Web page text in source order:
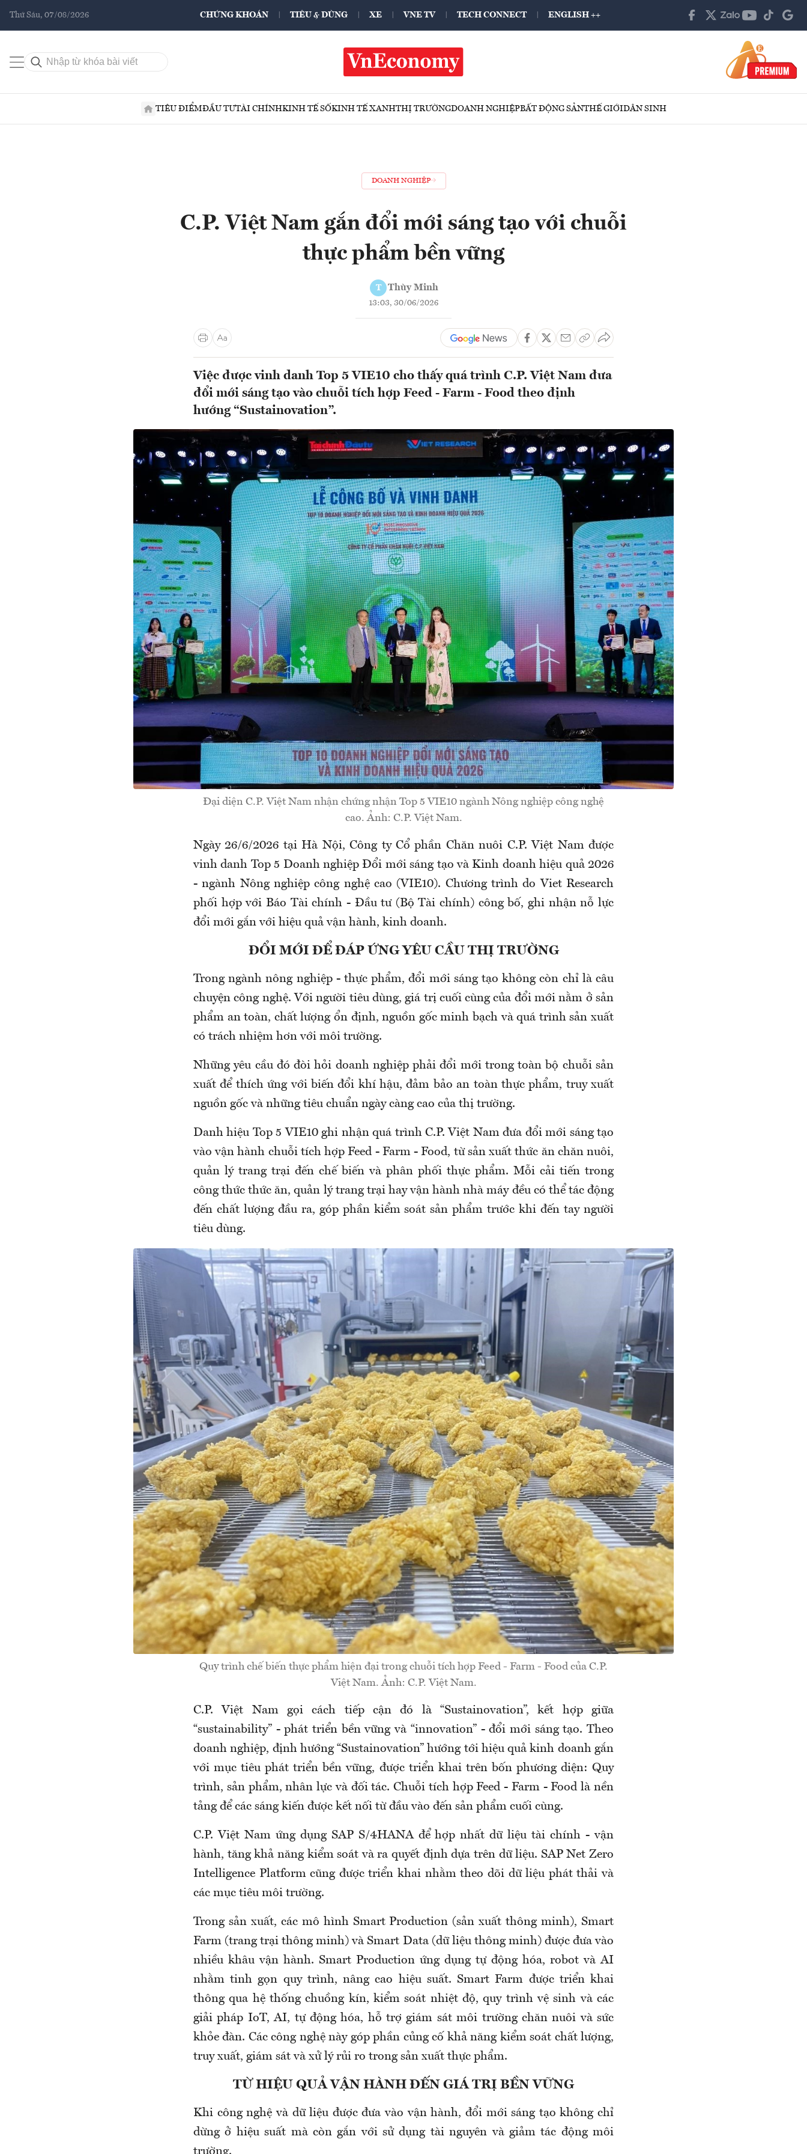
Thứ Sáu, 07/08/2026 CHỨNG KHOÁN TIÊU & DÙNG XE VNE TV TECH CONNECT ENGLISH ++
TIÊU ĐIỂMĐẦU TƯTÀI CHÍNHKINH TẾ SỐKINH TẾ XANHTHỊ TRƯỜNGDOANH NGHIỆPBẤT ĐỘNG SẢNTHẾ GIỚIDÂN SINH
DOANH NGHIỆP
C.P. Việt Nam gắn đổi mới sáng tạo với chuỗi
thực phẩm bền vững
T Thùy Minh
13:03, 30/06/2026
Việc được vinh danh Top 5 VIE10 cho thấy quá trình C.P. Việt Nam đưa
đổi mới sáng tạo vào chuỗi tích hợp Feed - Farm - Food theo định
hướng “Sustainovation”.
Đại diện C.P. Việt Nam nhận chứng nhận Top 5 VIE10 ngành Nông nghiệp công nghệ
cao. Ảnh: C.P. Việt Nam.
Ngày 26/6/2026 tại Hà Nội, Công ty Cổ phần Chăn nuôi C.P. Việt Nam được
vinh danh Top 5 Doanh nghiệp Đổi mới sáng tạo và Kinh doanh hiệu quả 2026
- ngành Nông nghiệp công nghệ cao (VIE10). Chương trình do Viet Research
phối hợp với Báo Tài chính - Đầu tư (Bộ Tài chính) công bố, ghi nhận nỗ lực
đổi mới gắn với hiệu quả vận hành, kinh doanh.
ĐỔI MỚI ĐỂ ĐÁP ỨNG YÊU CẦU THỊ TRƯỜNG
Trong ngành nông nghiệp - thực phẩm, đổi mới sáng tạo không còn chỉ là câu
chuyện công nghệ. Với người tiêu dùng, giá trị cuối cùng của đổi mới nằm ở sản
phẩm an toàn, chất lượng ổn định, nguồn gốc minh bạch và quá trình sản xuất
có trách nhiệm hơn với môi trường.
Những yêu cầu đó đòi hỏi doanh nghiệp phải đổi mới trong toàn bộ chuỗi sản
xuất để thích ứng với biến đổi khí hậu, đảm bảo an toàn thực phẩm, truy xuất
nguồn gốc và những tiêu chuẩn ngày càng cao của thị trường.
Danh hiệu Top 5 VIE10 ghi nhận quá trình C.P. Việt Nam đưa đổi mới sáng tạo
vào vận hành chuỗi tích hợp Feed - Farm - Food, từ sản xuất thức ăn chăn nuôi,
quản lý trang trại đến chế biến và phân phối thực phẩm. Mỗi cải tiến trong
công thức thức ăn, quản lý trang trại hay vận hành nhà máy đều có thể tác động
đến chất lượng đầu ra, góp phần kiểm soát sản phẩm trước khi đến tay người
tiêu dùng.
Quy trình chế biến thực phẩm hiện đại trong chuỗi tích hợp Feed - Farm - Food của C.P.
Việt Nam. Ảnh: C.P. Việt Nam.
C.P. Việt Nam gọi cách tiếp cận đó là “Sustainovation”, kết hợp giữa
“sustainability” - phát triển bền vững và “innovation” - đổi mới sáng tạo. Theo
doanh nghiệp, định hướng “Sustainovation” hướng tới hiệu quả kinh doanh gắn
với mục tiêu phát triển bền vững, được triển khai trên bốn phương diện: Quy
trình, sản phẩm, nhân lực và đối tác. Chuỗi tích hợp Feed - Farm - Food là nền
tảng để các sáng kiến được kết nối từ đầu vào đến sản phẩm cuối cùng.
C.P. Việt Nam ứng dụng SAP S/4HANA để hợp nhất dữ liệu tài chính - vận
hành, tăng khả năng kiểm soát và ra quyết định dựa trên dữ liệu. SAP Net Zero
Intelligence Platform cũng được triển khai nhằm theo dõi dữ liệu phát thải và
các mục tiêu môi trường.
Trong sản xuất, các mô hình Smart Production (sản xuất thông minh), Smart
Farm (trang trại thông minh) và Smart Data (dữ liệu thông minh) được đưa vào
nhiều khâu vận hành. Smart Production ứng dụng tự động hóa, robot và AI
nhằm tinh gọn quy trình, nâng cao hiệu suất. Smart Farm được triển khai
thông qua hệ thống chuồng kín, kiểm soát nhiệt độ, quy trình vệ sinh và các
giải pháp IoT, AI, tự động hóa, hỗ trợ giám sát môi trường chăn nuôi và sức
khỏe đàn. Các công nghệ này góp phần củng cố khả năng kiểm soát chất lượng,
truy xuất, giám sát và xử lý rủi ro trong sản xuất thực phẩm.
TỪ HIỆU QUẢ VẬN HÀNH ĐẾN GIÁ TRỊ BỀN VỮNG
Khi công nghệ và dữ liệu được đưa vào vận hành, đổi mới sáng tạo không chỉ
dừng ở hiệu suất mà còn gắn với sử dụng tài nguyên và giảm tác động môi